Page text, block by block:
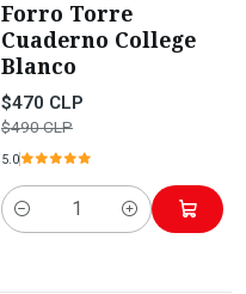
Forro Torre
Cuaderno College
Blanco
$470 CLP
$490 CLP
5.0
Cantidad